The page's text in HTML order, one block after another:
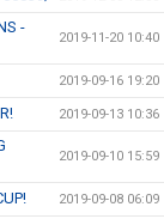
-
2019-11-20 10:40
2019-09-16 19:20
2019-09-13 10:36
2019-09-10 15:59
2019-09-08 06:09